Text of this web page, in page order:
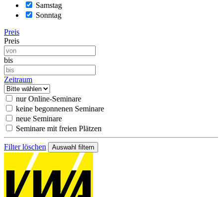
Samstag
Sonntag
Preis
Preis
bis
Zeitraum
nur Online-Seminare
keine begonnenen Seminare
neue Seminare
Seminare mit freien Plätzen
Filter löschen